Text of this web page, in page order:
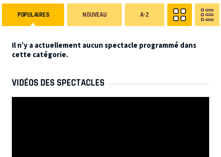
POPULAIRES NOUVEAU A-Z
Il n’y a actuellement aucun spectacle programmé dans
cette catégorie.
VIDÉOS DES SPECTACLES